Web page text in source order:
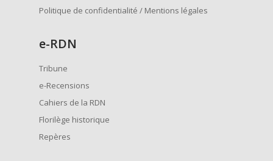
Politique de confidentialité / Mentions légales
e-RDN
Tribune
e-Recensions
Cahiers de la RDN
Florilège historique
Repères